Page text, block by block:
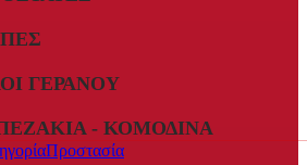
ΓΕΡΑΝΟΎ
- ΚΟΜΟΔΊΝΑ
Προστασία